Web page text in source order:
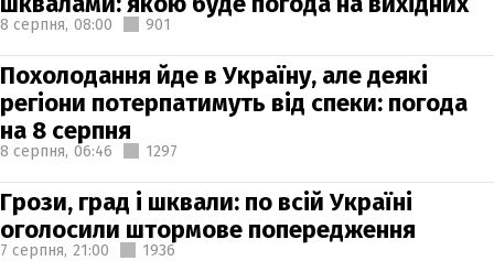
8 серпня, 08:00 901
Похолодання йде в Україну, але деякі
регіони потерпатимуть від спеки: погода
на 8 серпня
8 серпня, 06:46 1297
Грози, град і шквали: по всій Україні
оголосили штормове попередження
7 серпня, 21:00 1936